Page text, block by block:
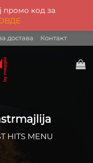
достава Контакт
HITS MENU
промо код за